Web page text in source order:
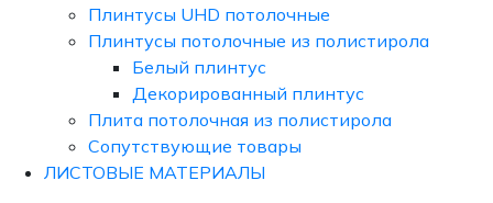
Плинтусы UHD потолочные
Плинтусы потолочные из полистирола
Белый плинтус
Декорированный плинтус
Плита потолочная из полистирола
Сопутствующие товары
ЛИСТОВЫЕ МАТЕРИАЛЫ